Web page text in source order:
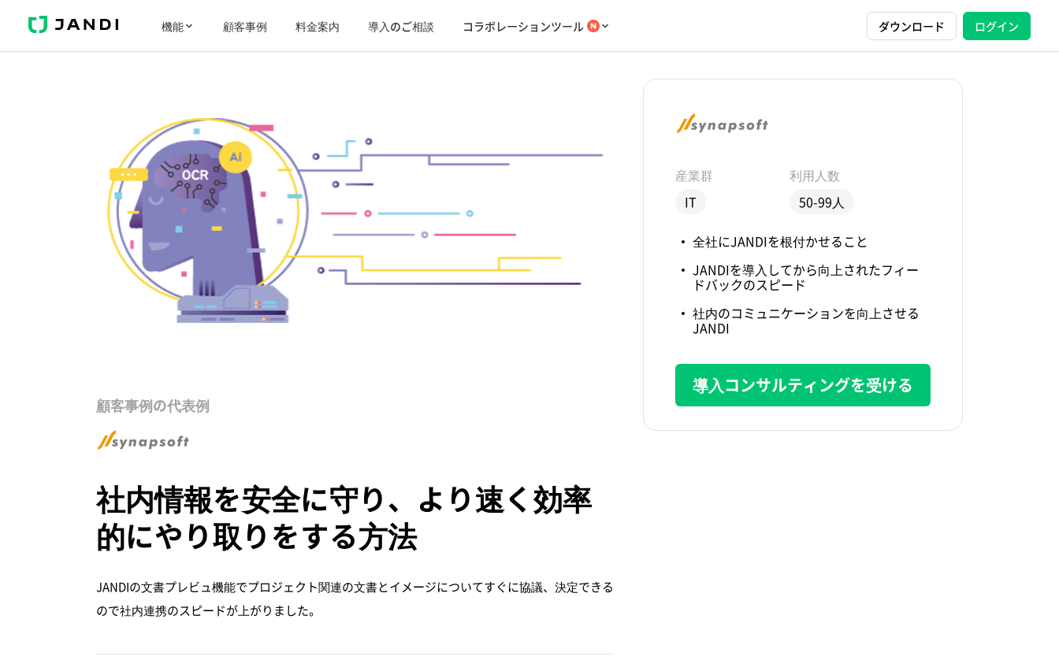
JANDI 機能 顧客事例 料金案内 導入のご相談 コラボレーションツール ダウンロード ログイン
顧客事例の代表例
社内情報を安全に守り、より速く効率
的にやり取りをする方法
JANDIの文書プレビュ機能でプロジェクト関連の文書とイメージについてすぐに協議、決定できる
ので社内連携のスピードが上がりました。
産業群
IT
利用人数
50-99人
全社にJANDIを根付かせること
JANDIを導入してから向上されたフィー
ドバックのスピード
社内のコミュニケーションを向上させる
JANDI
導入コンサルティングを受ける